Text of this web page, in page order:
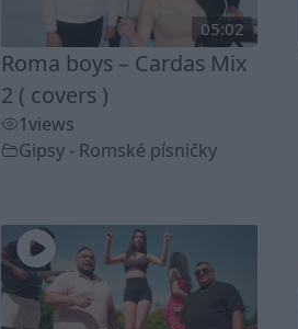
05:02
Roma boys – Cardas Mix
2 ( covers )
1views
Gipsy - Romské písničky